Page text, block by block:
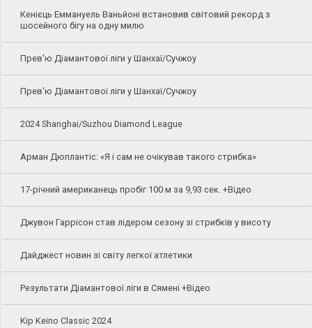
Кенієць Еммануель Ваньйоні встановив світовий рекорд з
шосейного бігу на одну милю
Прев'ю Діамантової ліги у Шанхаї/Сучжоу
Прев'ю Діамантової ліги у Шанхаї/Сучжоу
2024 Shanghai/Suzhou Diamond League
Арман Дюплантіс: «Я і сам не очікував такого стрибка»
17-річний американець пробіг 100 м за 9,93 сек. +Відео
Джувон Гаррісон став лідером сезону зі стрибків у висоту
Дайджест новин зі світу легкої атлетики
Результати Діамантової ліги в Сямені +Відео
Kip Keino Classic 2024